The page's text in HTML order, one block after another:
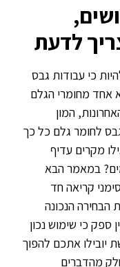
לדעת
כי עבודות גבס
אחד מחומרי הגלם
המון
לחומר גלם כל כך
מקרים עדיף
במאמר הבא
קריאה חד
הנכונה
ספק כי שימוש נכון
יובילו אתכם להפוך
מהדברים